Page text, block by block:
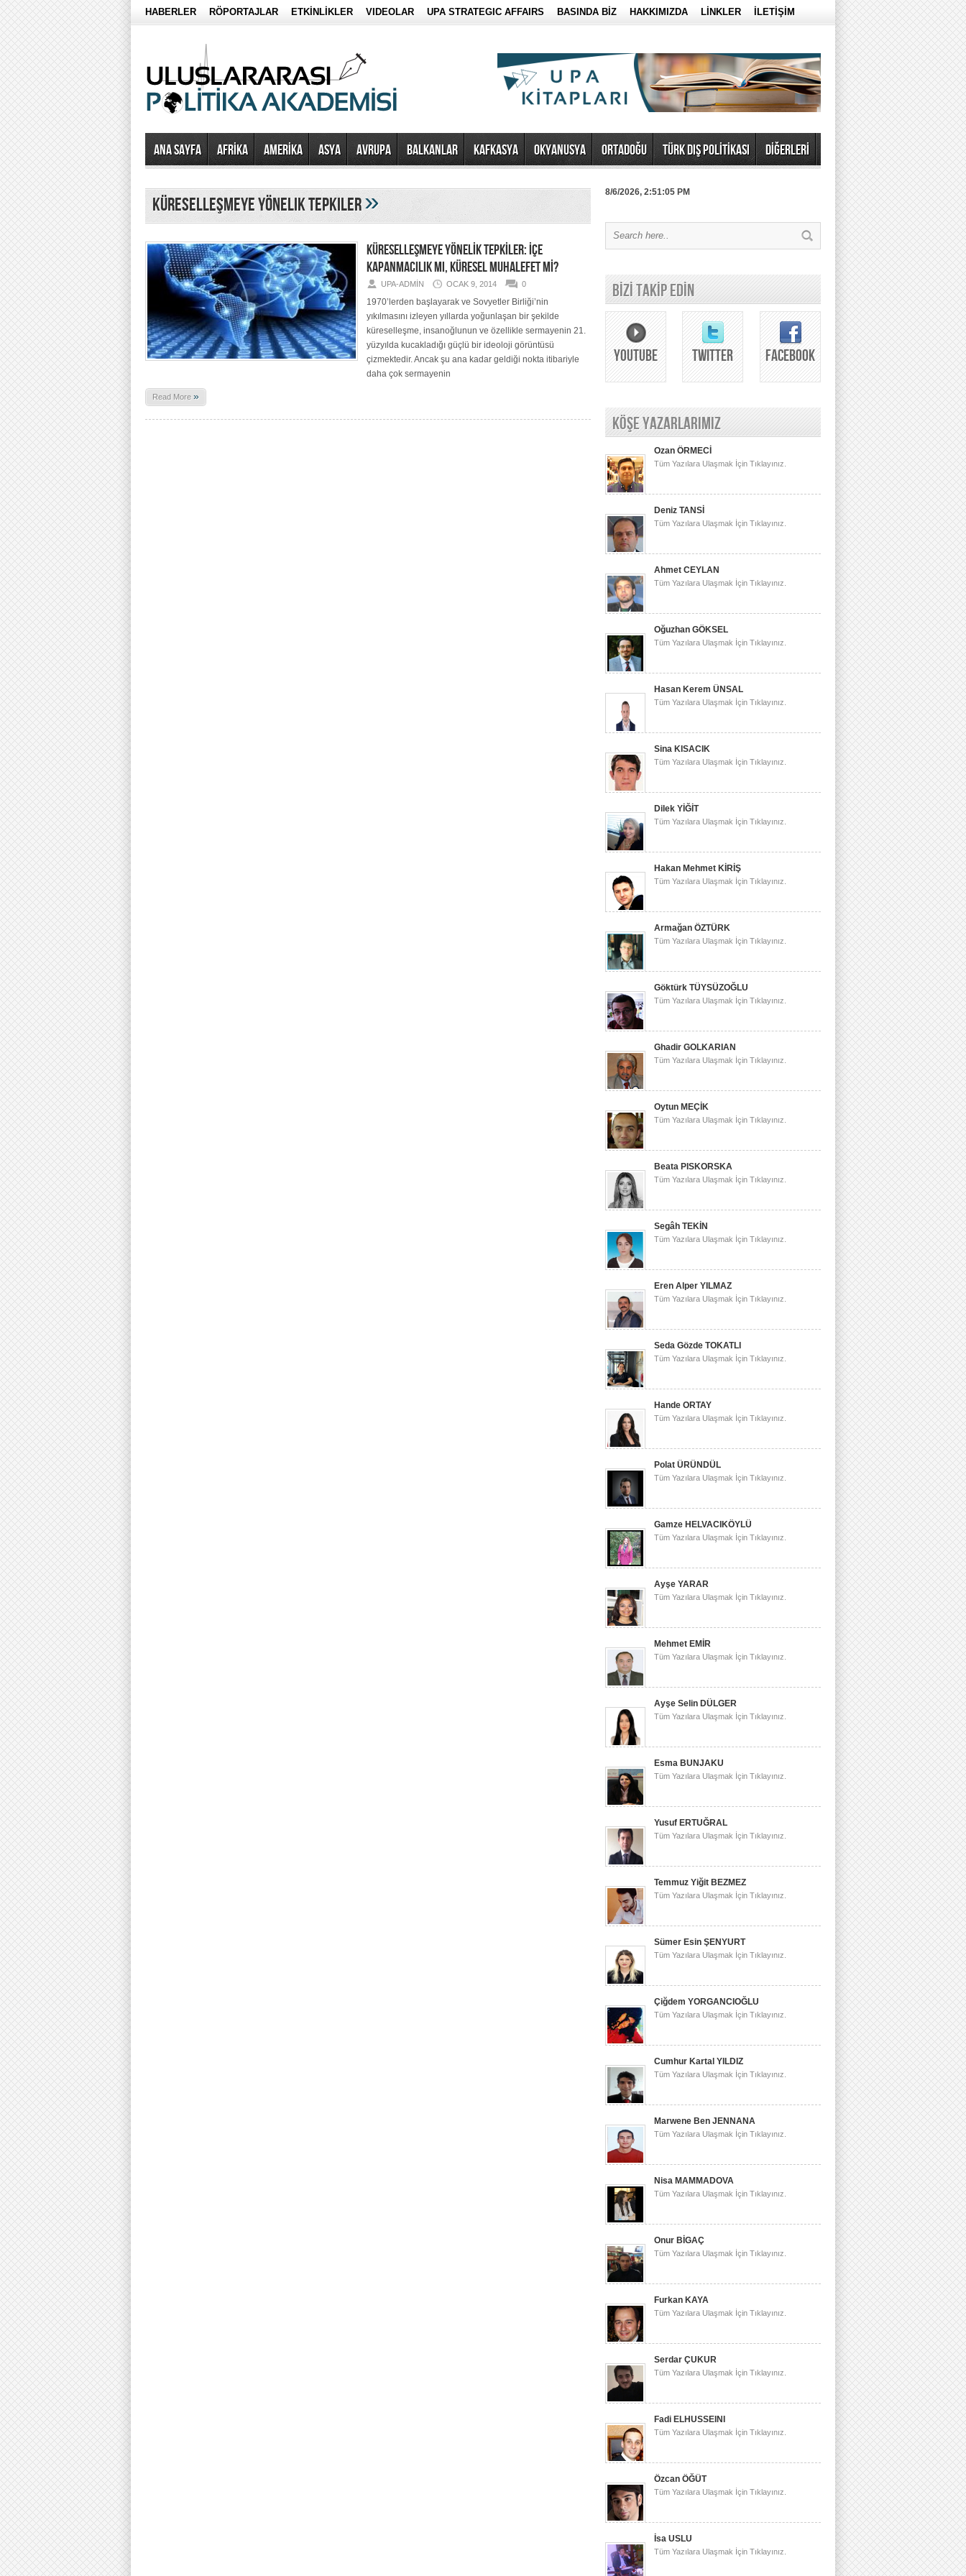
HABERLER RÖPORTAJLAR ETKİNLİKLER VIDEOLAR UPA STRATEGIC AFFAIRS BASINDA BİZ HAKKIMIZDA LİNKLER İLETİŞİM
Ana Sayfa AFRİKA AMERİKA ASYA AVRUPA BALKANLAR KAFKASYA OKYANUSYA ORTADOĞU TÜRK DIŞ POLİTİKASI DİĞERLERİ
küreselleşmeye yönelik tepkiler»
KÜRESELLEŞMEYE YÖNELİK TEPKİLER: İÇE
KAPANMACILIK MI, KÜRESEL MUHALEFET Mİ?
UPA-ADMIN OCAK 9, 2014 0
1970’lerden başlayarak ve Sovyetler Birliği’nin
yıkılmasını izleyen yıllarda yoğunlaşan bir şekilde
küreselleşme, insanoğlunun ve özellikle sermayenin 21.
yüzyılda kucakladığı güçlü bir ideoloji görüntüsü
çizmektedir. Ancak şu ana kadar geldiği nokta itibariyle
daha çok sermayenin
Read More »
8/6/2026, 2:51:05 PM
BİZİ TAKİP EDİN
YOUTUBE TWITTER FACEBOOK
KÖŞE YAZARLARIMIZ
Ozan ÖRMECİ
Tüm Yazılara Ulaşmak İçin Tıklayınız.
Deniz TANSİ
Tüm Yazılara Ulaşmak İçin Tıklayınız.
Ahmet CEYLAN
Tüm Yazılara Ulaşmak İçin Tıklayınız.
Oğuzhan GÖKSEL
Tüm Yazılara Ulaşmak İçin Tıklayınız.
Hasan Kerem ÜNSAL
Tüm Yazılara Ulaşmak İçin Tıklayınız.
Sina KISACIK
Tüm Yazılara Ulaşmak İçin Tıklayınız.
Dilek YİĞİT
Tüm Yazılara Ulaşmak İçin Tıklayınız.
Hakan Mehmet KİRİŞ
Tüm Yazılara Ulaşmak İçin Tıklayınız.
Armağan ÖZTÜRK
Tüm Yazılara Ulaşmak İçin Tıklayınız.
Göktürk TÜYSÜZOĞLU
Tüm Yazılara Ulaşmak İçin Tıklayınız.
Ghadir GOLKARIAN
Tüm Yazılara Ulaşmak İçin Tıklayınız.
Oytun MEÇİK
Tüm Yazılara Ulaşmak İçin Tıklayınız.
Beata PISKORSKA
Tüm Yazılara Ulaşmak İçin Tıklayınız.
Segâh TEKİN
Tüm Yazılara Ulaşmak İçin Tıklayınız.
Eren Alper YILMAZ
Tüm Yazılara Ulaşmak İçin Tıklayınız.
Seda Gözde TOKATLI
Tüm Yazılara Ulaşmak İçin Tıklayınız.
Hande ORTAY
Tüm Yazılara Ulaşmak İçin Tıklayınız.
Polat ÜRÜNDÜL
Tüm Yazılara Ulaşmak İçin Tıklayınız.
Gamze HELVACIKÖYLÜ
Tüm Yazılara Ulaşmak İçin Tıklayınız.
Ayşe YARAR
Tüm Yazılara Ulaşmak İçin Tıklayınız.
Mehmet EMİR
Tüm Yazılara Ulaşmak İçin Tıklayınız.
Ayşe Selin DÜLGER
Tüm Yazılara Ulaşmak İçin Tıklayınız.
Esma BUNJAKU
Tüm Yazılara Ulaşmak İçin Tıklayınız.
Yusuf ERTUĞRAL
Tüm Yazılara Ulaşmak İçin Tıklayınız.
Temmuz Yiğit BEZMEZ
Tüm Yazılara Ulaşmak İçin Tıklayınız.
Sümer Esin ŞENYURT
Tüm Yazılara Ulaşmak İçin Tıklayınız.
Çiğdem YORGANCIOĞLU
Tüm Yazılara Ulaşmak İçin Tıklayınız.
Cumhur Kartal YILDIZ
Tüm Yazılara Ulaşmak İçin Tıklayınız.
Marwene Ben JENNANA
Tüm Yazılara Ulaşmak İçin Tıklayınız.
Nisa MAMMADOVA
Tüm Yazılara Ulaşmak İçin Tıklayınız.
Onur BİGAÇ
Tüm Yazılara Ulaşmak İçin Tıklayınız.
Furkan KAYA
Tüm Yazılara Ulaşmak İçin Tıklayınız.
Serdar ÇUKUR
Tüm Yazılara Ulaşmak İçin Tıklayınız.
Fadi ELHUSSEINI
Tüm Yazılara Ulaşmak İçin Tıklayınız.
Özcan ÖĞÜT
Tüm Yazılara Ulaşmak İçin Tıklayınız.
İsa USLU
Tüm Yazılara Ulaşmak İçin Tıklayınız.